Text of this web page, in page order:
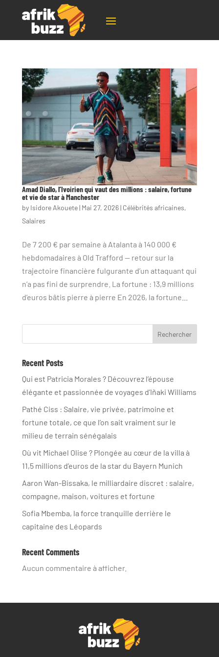
Amad Diallo, l’Ivoirien qui vaut des millions : salaire, fortune
et vie de star à Manchester
by Isidore Akouete| Mai 27, 2026| Célébrités africaines,
Salaires
De 7 200 € par semaine à Atalanta à 140 000 €
hebdomadaires à Old Trafford — retour sur la
trajectoire financière fulgurante d’un attaquant qui
n’a pas fini de surprendre. La fortune : 13,9 millions
d’euros bâtis pierre à pierre En 2026, la fortune...
Rechercher
Recent Posts
Qui est Patricia Morales ? Découvrez l’épouse
élégante et passionnée de voyages d’Iñaki Williams
Pathé Ciss : Salaire, vie privée, patrimoine et
fortune totale, ce que l’on sait vraiment sur le
milieu de terrain sénégalais
Où vit Michael Olise ? Plongée au cœur de la villa à
11,5 millions d’euros de la star du Bayern Munich
Aaron Wan-Bissaka, le milliardaire discret : salaire,
compagne, maison, voitures et fortune
Sofia Mbemba, la force tranquille derrière le
capitaine des Léopards
Recent Comments
Aucun commentaire à afficher.